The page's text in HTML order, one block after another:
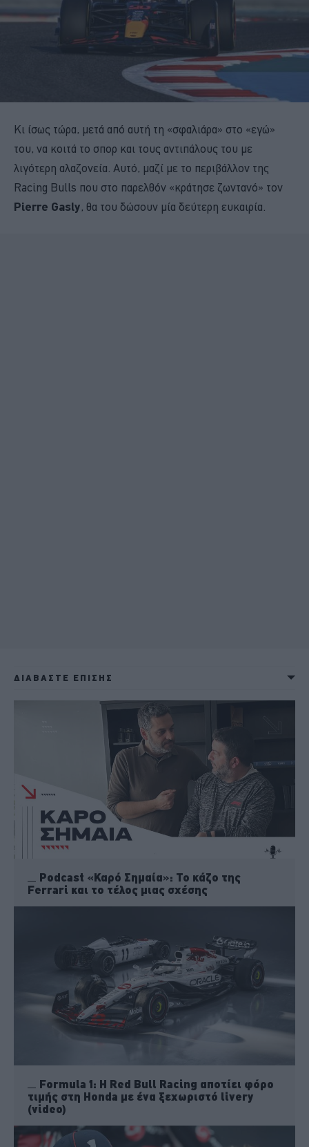
Κι ίσως τώρα, μετά από αυτή τη «σφαλιάρα» στο «εγώ»
του, να κοιτά το σπορ και τους αντιπάλους του με
λιγότερη αλαζονεία. Αυτό, μαζί με το περιβάλλον της
Racing Bulls που στο παρελθόν «κράτησε ζωντανό» τον
Pierre Gasly, θα του δώσουν μία δεύτερη ευκαιρία.
ΔΙΑΒΑΣΤΕ ΕΠΙΣΗΣ
Podcast «Καρό Σημαία»: Το κάζο της
Ferrari και το τέλος μιας σχέσης
Formula 1: H Red Bull Racing αποτίει φόρο
τιμής στη Honda με ένα ξεχωριστό livery
(video)